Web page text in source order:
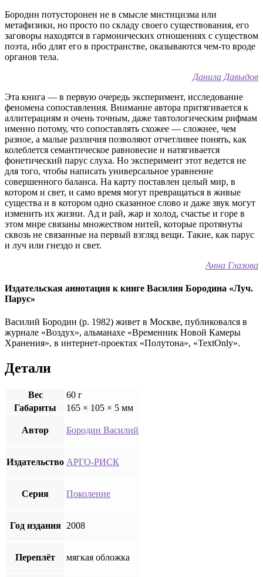
Бородин потусторонен не в смысле мистицизма или
метафизики, но просто по складу своего существования, его
заговоры находятся в гармонических отношениях с существом
поэта, ибо длят его в пространстве, оказываются чем-то вроде
органов тела.
Данила Давыдов
Эта книга — в первую очередь эксперимент, исследование
феномена сопоставления. Внимание автора притягивается к
аллитерациям и очень точным, даже тавтологическим рифмам
именно потому, что сопоставлять схожее — сложнее, чем
разное, а малые различия позволяют отчетливее понять, как
колеблется семантическое равновесие и натягивается
фонетический парус слуха. Но эксперимент этот ведется не
для того, чтобы написать универсальное уравнение
совершенного баланса. На карту поставлен целый мир, в
котором и свет, и само время могут превращаться в живые
существа и в котором одно сказанное слово и даже звук могут
изменить их жизни. Ад и рай, жар и холод, счастье и горе в
этом мире связаны множеством нитей, которые протянуты
сквозь не связанные на первый взгляд вещи. Такие, как парус
и луч или гнездо и свет.
Анна Глазова
Издательская аннотация к книге Василия Бородина «Луч.
Парус»
Василий Бородин (р. 1982) живет в Москве, публиковался в
журнале «Воздух», альманахе «Временник Новой Камеры
Хранения», в интернет-проектах «Полутона», «TextOnly».
Детали
Вес
60 г
Габариты
165 × 105 × 5 мм
Автор Бородин Василий
Издательство АРГО-РИСК
Серия Поколение
Год издания 2008
Переплёт мягкая обложка